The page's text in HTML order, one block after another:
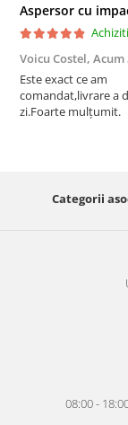
Voicu Costel, Acum
Este exact ce am
comandat,livrare a
zi.Foarte mulțumit.
Categorii
08:00 -